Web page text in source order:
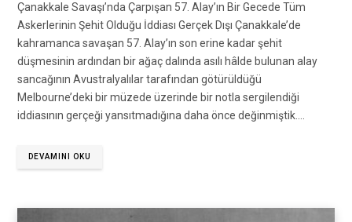
Çanakkale Savaşı’nda Çarpışan 57. Alay’ın Bir Gecede Tüm
Askerlerinin Şehit Olduğu İddiası Gerçek Dışı Çanakkale’de
kahramanca savaşan 57. Alay’ın son erine kadar şehit
düşmesinin ardından bir ağaç dalında asılı hâlde bulunan alay
sancağının Avustralyalılar tarafından götürüldüğü
Melbourne’deki bir müzede üzerinde bir notla sergilendiği
iddiasının gerçeği yansıtmadığına daha önce değinmiştik.…
DEVAMINI OKU